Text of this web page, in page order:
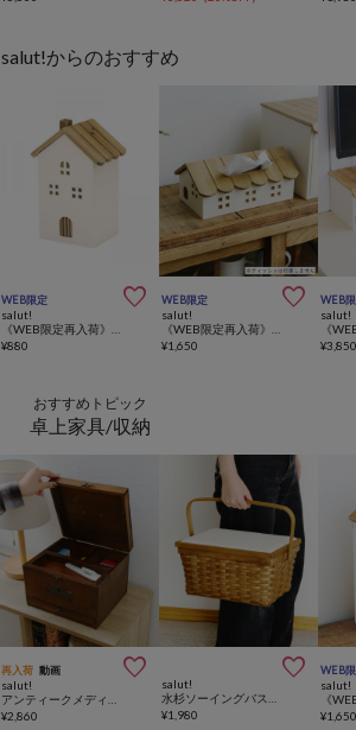
salut!からのおすすめ
WEB限定 
salut!
¥880
WEB限定 
salut!
¥1,650
WEB
salut!
¥
おすすめトピック
卓上家具/収納
再入荷 動画 
salut!
¥2,860

salut!
¥1,980
WEB
salut!
¥